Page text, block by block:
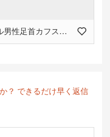
トップステンレススチール男性足首カフスメタルボンデージレッグカフスBDSMフェチ奴隷拘束具シャックル大人のゲーム用セックスツール
？ できるだけ早く返信